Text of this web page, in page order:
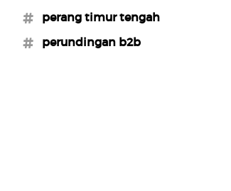
#perang timur tengah
#perundingan b2b